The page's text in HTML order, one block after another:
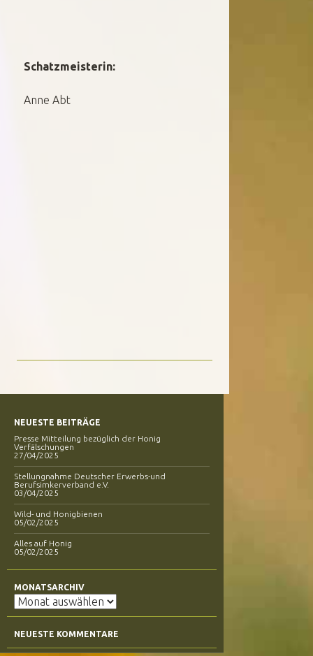
Schatzmeisterin:
Anne Abt
NEUESTE BEITRÄGE
Presse Mitteilung bezüglich der Honig
Verfälschungen
27/04/2025
Stellungnahme Deutscher Erwerbs-und
Berufsimkerverband e.V.
03/04/2025
Wild- und Honigbienen
05/02/2025
Alles auf Honig
05/02/2025
MONATSARCHIV
Monatsarchiv
NEUESTE KOMMENTARE